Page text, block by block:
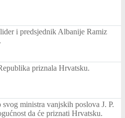
i predsjednik Albanije Ramiz
priznala Hrvatsku.
ministra vanjskih poslova J. P.
da će priznati Hrvatsku.